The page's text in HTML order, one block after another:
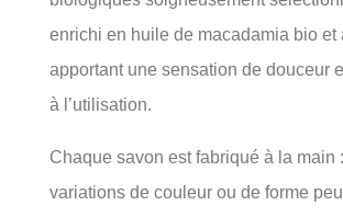
enrichi en huile de macadamia bio et
apportant une sensation de douceur
à l’utilisation.
Chaque savon est fabriqué à la main
variations de couleur ou de forme